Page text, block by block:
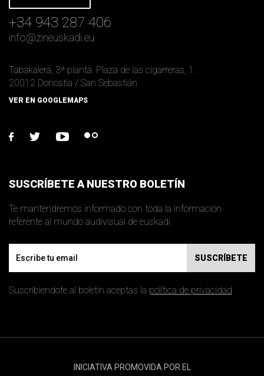
+34 943 287 406
info@zineuskadi.eu
Tabakalera, 3ª planta. Plaza de las cigarreras, 1.
20012 Donostia / San Sebastián
VER EN GOOGLEMAPS
facebook
twitter youtubeflickr
SUSCRÍBETE A NUESTRO BOLETÍN
Te mantendremos informado con toda la información
referente al mundo audivisual de euskadi
SUSCRÍBETE
Suscríbiendote al boletín aceptas la política de privacidad
INICIATIVA PROMOVIDA POR EL